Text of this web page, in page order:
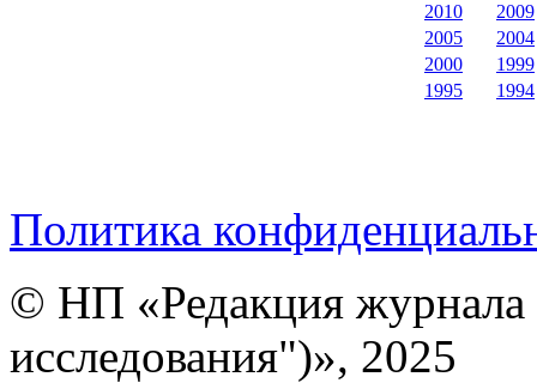
2010
2009
2005
2004
2000
1999
1995
1994
Политика
© НП «Редакция
исследования")», 2025